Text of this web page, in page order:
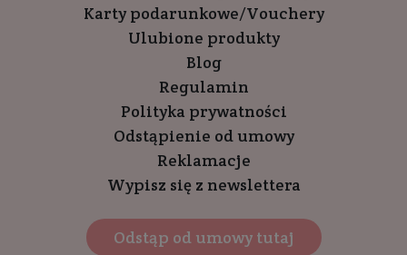
Karty podarunkowe/Vouchery
Ulubione produkty
Blog
Regulamin
Polityka prywatności
Odstąpienie od umowy
Reklamacje
Wypisz się z newslettera
Odstąp od umowy tutaj